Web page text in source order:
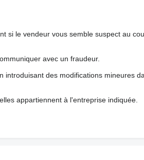
si le vendeur vous semble suspect au
avec un fraudeur.
des modifications mineures
appartiennent à l'entreprise indiquée.